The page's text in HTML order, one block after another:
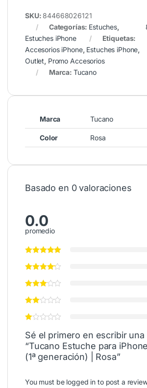
SKU: 844668026121
Categorías: Estuches,
Estuches iPhone
Etiquetas:
Accesorios iPhone, Estuches iPhone,
Outlet, Promo Accesorios
Marca: Tucano
Marca Tucano
Color Rosa
Basado en 0 valoraciones
0.0
promedio
Sé el primero en escribir una
“Tucano Estuche para
(1ª generación) | Rosa”
You must be logged in to post a